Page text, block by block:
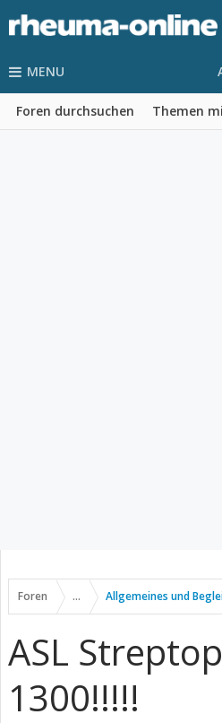
MENU
Foren durchsuchen Themen
Foren ... Allgemeines und
ASL
1300!!!!!